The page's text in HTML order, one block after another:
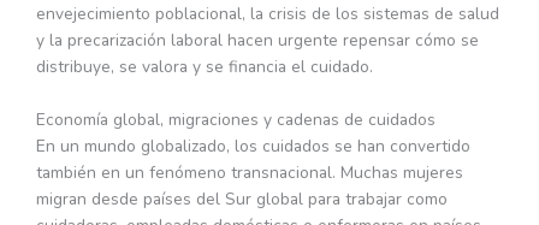
envejecimiento poblacional, la crisis de los sistemas de salud
y la precarización laboral hacen urgente repensar cómo se
distribuye, se valora y se financia el cuidado.
Economía global, migraciones y cadenas de cuidados
En un mundo globalizado, los cuidados se han convertido
también en un fenómeno transnacional. Muchas mujeres
migran desde países del Sur global para trabajar como